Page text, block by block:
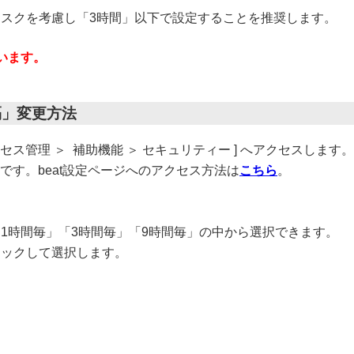
クを考慮し「3時間」以下で設定することを推奨します。
す。
変更方法
ス管理 ＞ 補助機能 ＞ セキュリティー ] へアクセスします。
す。beat設定ページへのアクセス方法はこちら 。
間毎」「3時間毎」「9時間毎」の中から選択できます。
クして選択します。